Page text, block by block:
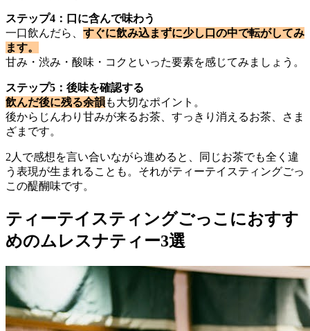
ステップ4：口に含んで味わう
一口飲んだら、 すぐに飲み込まずに少し口の中で転がしてみ
ます。
甘み・渋み・酸味・コクといった要素を感じてみましょう。
ステップ5：後味を確認する
飲んだ後に残る余韻も大切なポイント。
後からじんわり甘みが来るお茶、すっきり消えるお茶、さま
ざまです。
2人で感想を言い合いながら進めると、同じお茶でも全く違
う表現が生まれることも。それがティーテイスティングごっ
この醍醐味です。
ティーテイスティングごっこにおすす
めのムレスナティー3選